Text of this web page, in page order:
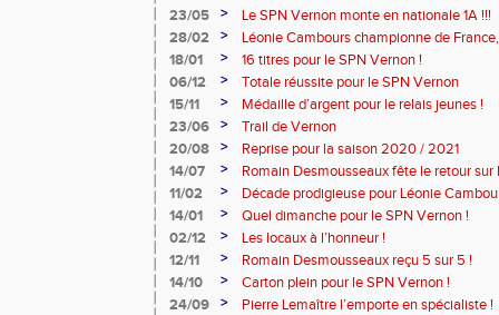
23/05
>
Le SPN Vernon monte en nationale 1A !!!
28/02
>
Léonie Cambours championne de
!
18/01 >
16 titres pour le SPN Vernon !
06/12
>
Totale réussite pour le SPN Vernon
15/11
>
Médaille d’argent pour le relais jeunes !
23/06
>
Trail de Vernon
20/08
>
Reprise pour la saison 2020 / 2021
14/07
>
Romain Desmousseaux fête le retour sur
11/02
>
Décade prodigieuse pour Léonie
14/01
>
Quel dimanche pour le SPN Vernon !
02/12
>
Les locaux à l’honneur !
12/11
>
Romain Desmousseaux reçu 5 sur 5 !
14/10
>
Carton plein pour le SPN Vernon !
24/09
> Pierre Lemaître l’emporte en spécialiste !